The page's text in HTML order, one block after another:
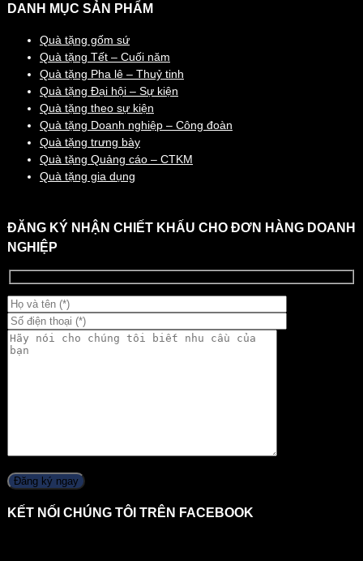
DANH MỤC SẢN PHẨM
Quà tặng gốm sứ
Quà tặng Tết – Cuối năm
Quà tặng Pha lê – Thuỷ tinh
Quà tặng Đại hội – Sự kiện
Quà tặng theo sự kiện
Quà tặng Doanh nghiệp – Công đoàn
Quà tặng trưng bày
Quà tặng Quảng cáo – CTKM
Quà tặng gia dụng
ĐĂNG KÝ NHẬN CHIẾT KHẤU CHO ĐƠN HÀNG DOANH
NGHIỆP
KẾT NỐI CHÚNG TÔI TRÊN FACEBOOK